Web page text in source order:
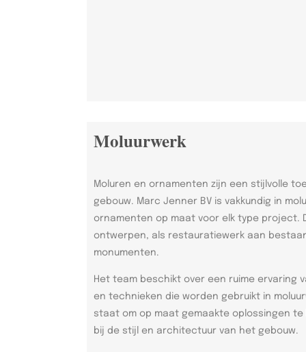
Moluurwerk
Moluren en ornamenten zijn een stijlvolle
gebouw. Marc Jenner BV is vakkundig in
ornamenten op maat voor elk type project.
ontwerpen, als restauratiewerk aan
monumenten.
Het team beschikt over een ruime ervaring
en technieken die worden gebruikt in
staat om op maat gemaakte oplossingen te
bij de stijl en architectuur van het gebouw.